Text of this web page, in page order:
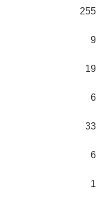
255
9
19
6
33
6
1